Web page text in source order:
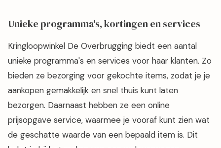
Unieke programma's, kortingen en services
Kringloopwinkel De Overbrugging biedt een aantal
unieke programma's en services voor haar klanten. Zo
bieden ze bezorging voor gekochte items, zodat je je
aankopen gemakkelijk en snel thuis kunt laten
bezorgen. Daarnaast hebben ze een online
prijsopgave service, waarmee je vooraf kunt zien wat
de geschatte waarde van een bepaald item is. Dit